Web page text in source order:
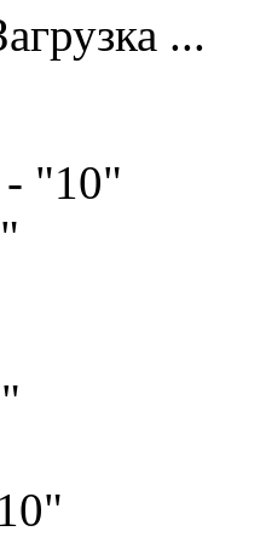
...
"10"